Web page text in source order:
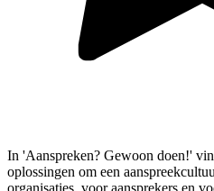
In 'Aanspreken? Gewoon doen!'
oplossingen om een
organisaties, voor aansprekers en